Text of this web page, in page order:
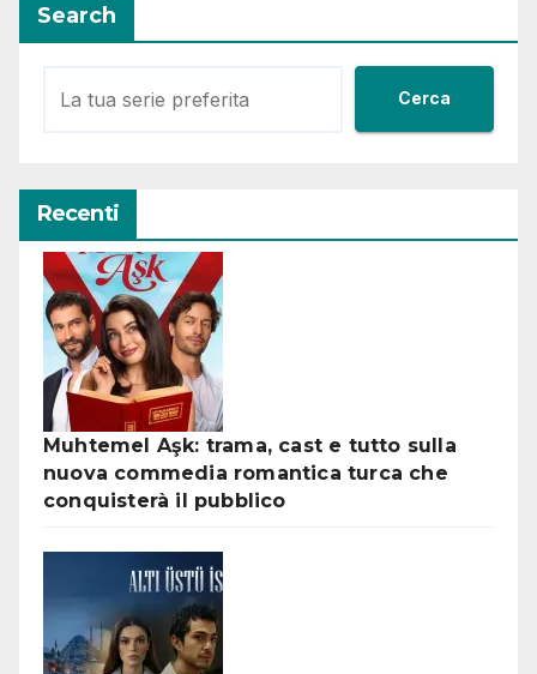
Search
Cerca
Recenti
Muhtemel Aşk: trama, cast e tutto sulla
nuova commedia romantica turca che
conquisterà il pubblico